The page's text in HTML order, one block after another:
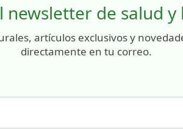
newsletter de salud
artículos exclusivos y
directamente en tu correo.